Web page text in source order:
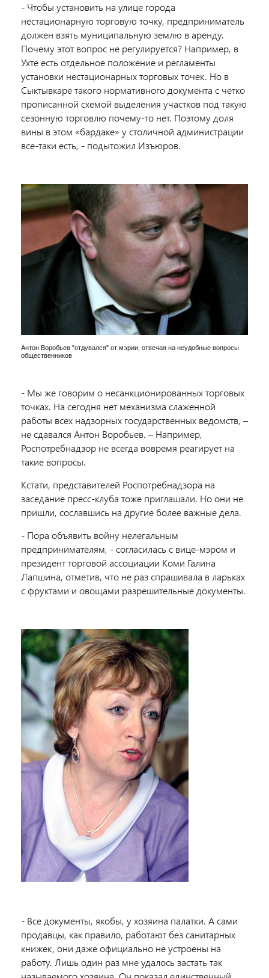
- Чтобы установить на улице города
нестационарную торговую точку, предприниматель
должен взять муниципальную землю в аренду.
Почему этот вопрос не регулируется? Например, в
Ухте есть отдельное положение и регламенты
установки нестационарных торговых точек. Но в
Сыктывкаре такого нормативного документа с четко
прописанной схемой выделения участков под такую
сезонную торговлю почему-то нет. Поэтому доля
вины в этом «бардаке» у столичной администрации
все-таки есть, - подытожил Изъюров.
Антон Воробьев "отдувался" от мэрии, отвечая на неудобные вопросы
общественников
- Мы же говорим о несанкционированных торговых
точках. На сегодня нет механизма слаженной
работы всех надзорных государственных ведомств, –
не сдавался Антон Воробьев. – Например,
Роспотребнадзор не всегда вовремя реагирует на
такие вопросы.
Кстати, представителей Роспотребнадзора на
заседание пресс-клуба тоже приглашали. Но они не
пришли, сославшись на другие более важные дела.
- Пора объявить войну нелегальным
предпринимателям, - согласилась с вице-мэром и
президент торговой ассоциации Коми Галина
Лапшина, отметив, что не раз спрашивала в ларьках
с фруктами и овощами разрешительные документы.
- Все документы, якобы, у хозяина палатки. А сами
продавцы, как правило, работают без санитарных
книжек, они даже официально не устроены на
работу. Лишь один раз мне удалось застать так